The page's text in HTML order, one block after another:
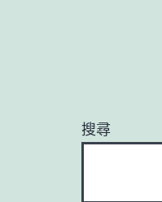
搜尋